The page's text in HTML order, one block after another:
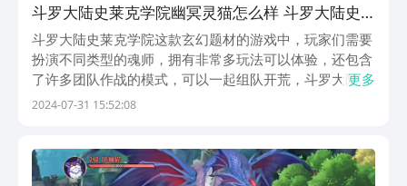
斗罗大陆史莱克学院幽冥灵猫怎么样 斗罗大陆史
莱克学院幽冥灵猫教程
斗罗大陆史莱克学院这款玄幻题材的游戏中，玩家们需要
扮演不同类型的魂师，拥有非常多玩法可以体验，还包含
了许多团队作战的模式，可以一起组队开荒，斗罗大陆史
莱克学院幽冥灵猫怎么样？可能许多玩家对于这个职业并
强...
更多
2024-07-31 15:52:08